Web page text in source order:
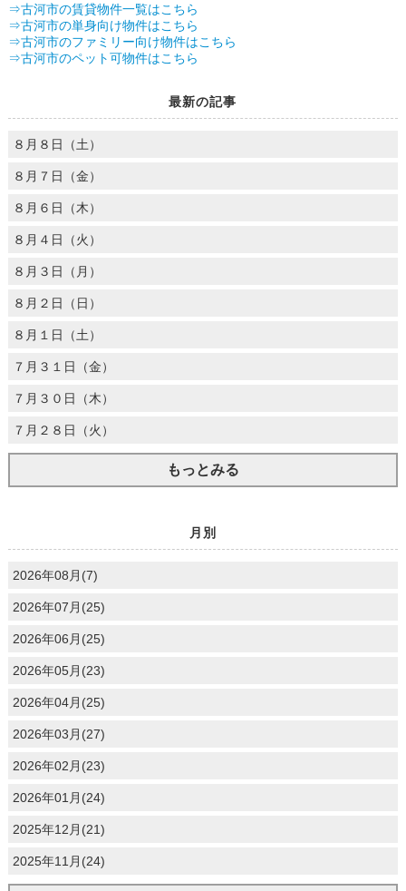
⇒古河市の賃貸物件一覧はこちら
⇒古河市の単身向け物件はこちら
⇒古河市のファミリー向け物件はこちら
⇒古河市のペット可物件はこちら
最新の記事
８月８日（土）
８月７日（金）
８月６日（木）
８月４日（火）
８月３日（月）
８月２日（日）
８月１日（土）
７月３１日（金）
７月３０日（木）
７月２８日（火）
もっとみる
月別
2026年08月(7)
2026年07月(25)
2026年06月(25)
2026年05月(23)
2026年04月(25)
2026年03月(27)
2026年02月(23)
2026年01月(24)
2025年12月(21)
2025年11月(24)